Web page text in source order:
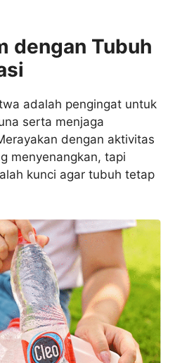
dengan Tubuh
adalah pengingat untuk
serta menjaga
dengan aktivitas
menyenangkan, tapi
kunci agar tubuh tetap